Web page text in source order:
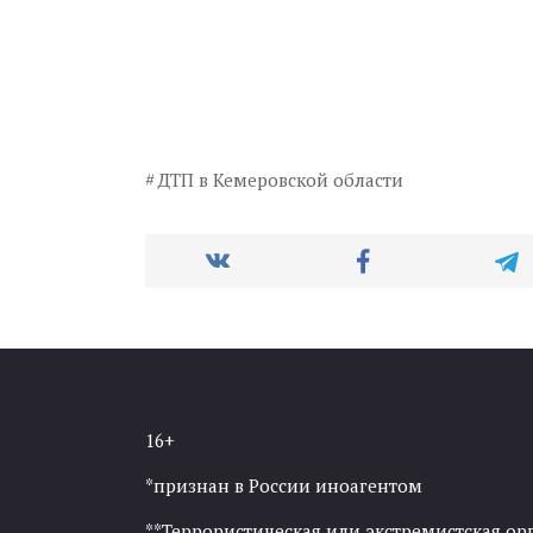
ДТП в Кемеровской области
16+
*признан в России иноагентом